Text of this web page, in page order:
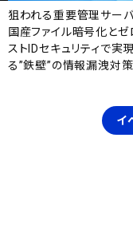
狙われる重要管理サーバ
国産ファイル暗号化とゼ
ストIDセキュリティで実
る”鉄壁”の情報漏洩対策
イ